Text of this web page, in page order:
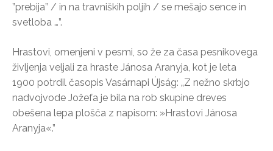
”prebija” / in na travniških poljih / se mešajo sence in
svetloba …”.
Hrastovi, omenjeni v pesmi, so že za časa pesnikovega
življenja veljali za hraste Jánosa Aranyja, kot je leta
1900 potrdil časopis Vasárnapi Újság: „Z nežno skrbjo
nadvojvode Jožefa je bila na rob skupine dreves
obešena lepa plošča z napisom: »Hrastovi Jánosa
Aranyja«.”